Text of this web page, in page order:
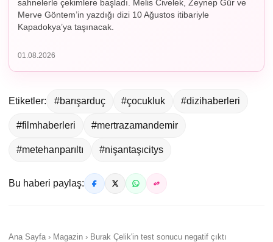
sahnelerle çekimlere başladı. Melis Civelek, Zeynep Gür ve
Merve Göntem’in yazdığı dizi 10 Ağustos itibariyle
Kapadokya’ya taşınacak.
01.08.2026
Etiketler: #barışarduç #çocukluk #dizihaberleri
#filmhaberleri #mertrazamandemir
#metehanparıltı #nişantaşıcitys
Bu haberi paylaş:
Ana Sayfa › Magazin › Burak Çelik'in test sonucu negatif çıktı